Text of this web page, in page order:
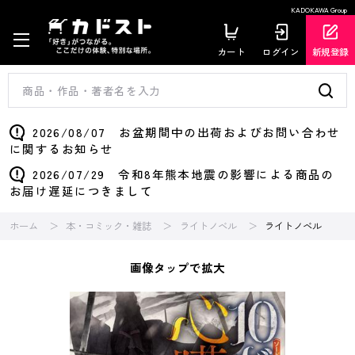
KADOKAWA Group
カート ログイン 新規登録
2026/08/07 お盆期間中の出荷およびお問い合わせ
に関するお知らせ
2026/07/29 令和8年熊本地震の影響による商品の
お届け遅延につきまして
ホーム 本・コミック・雑誌 ライトノベル ライトノベル
画像タップで拡大